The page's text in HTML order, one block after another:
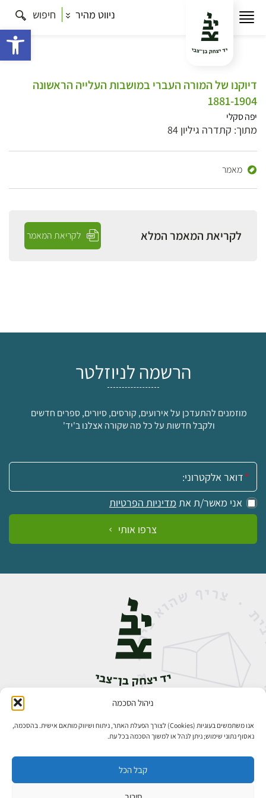
ניהול הסכמה
אנו משתמשים בעוגיות (Cookies) לצורך הפעלת האתר, ניתוח ושיווק מותאם אישית. בהסכמה,
נאסוף נתוני שימוש; ניתן לנהל או למשוך הסכמה בכל עת.
קבל הכל
ניווט מהיר חיפוש
דיוקנו של המורה העברי במושבות העלייה הראשונה
1881-1904
יפה סקלי
מתוך: קתדרה גיליון 84
מאמר
לקריאת המאמר המלא לקריאת המאמר
הרשמה לניוזלטר
מוזמנים להתעדכן על אירועים, קורסים, סיורים, ספרים חדשים
ולקבל חדשות על כל מה שקורה אצלנו ב'יד'
אימייל:
אני מאשר/ת את מדיניות הפרטיות
צרפו אותי
אבן גבירול 14, רחביה, ירושלים